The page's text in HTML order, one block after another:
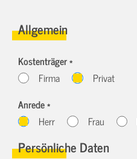
Allgemein
Kostenträger *
Firma
Privat
Anrede *
Herr
Frau
Persönliche Daten